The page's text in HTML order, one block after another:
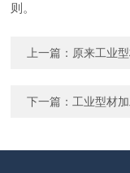
则。
上一篇： 原来工业
下一篇： 工业型材